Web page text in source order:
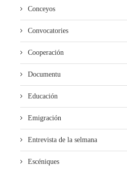
Semando Son amuesa’l nuevu folk
asturiano
Conceyos
Convocatories
Cooperación
Documentu
Educación
Emigración
Entrevista de la selmana
Escéniques